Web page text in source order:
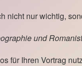
nicht nur wichtig,
und
für Ihren Vortrag